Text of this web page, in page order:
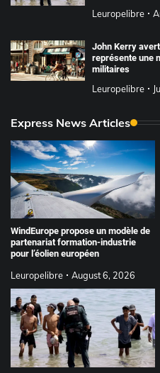
Leuropelibre
John Kerry
représente une
militaires
Leuropelibre
Express News Articles
WindEurope propose un modèle de
partenariat formation-industrie
pour l’éolien européen
Leuropelibre August 6, 2026